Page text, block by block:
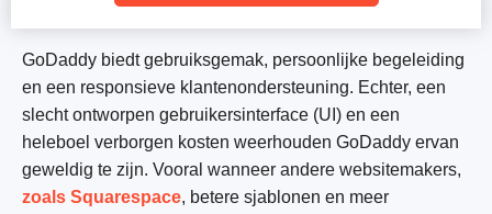
GoDaddy biedt gebruiksgemak, persoonlijke begeleiding
en een responsieve klantenondersteuning. Echter, een
slecht ontworpen gebruikersinterface (UI) en een
heleboel verborgen kosten weerhouden GoDaddy ervan
geweldig te zijn. Vooral wanneer andere websitemakers,
zoals Squarespace, betere sjablonen en meer